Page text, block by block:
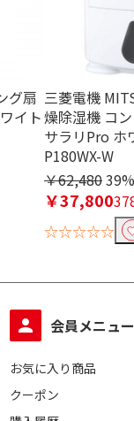
グ扇
イト
三菱電機
燥除湿機 コ
サラリPro ホ
P180WX-W
￥62,480
￥37,800
☆☆☆☆☆
会員メニュー
お気に入り商品
クーポン